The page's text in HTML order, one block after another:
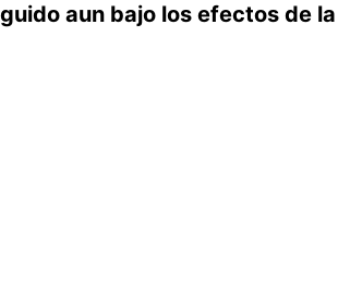
aun bajo los efectos de la